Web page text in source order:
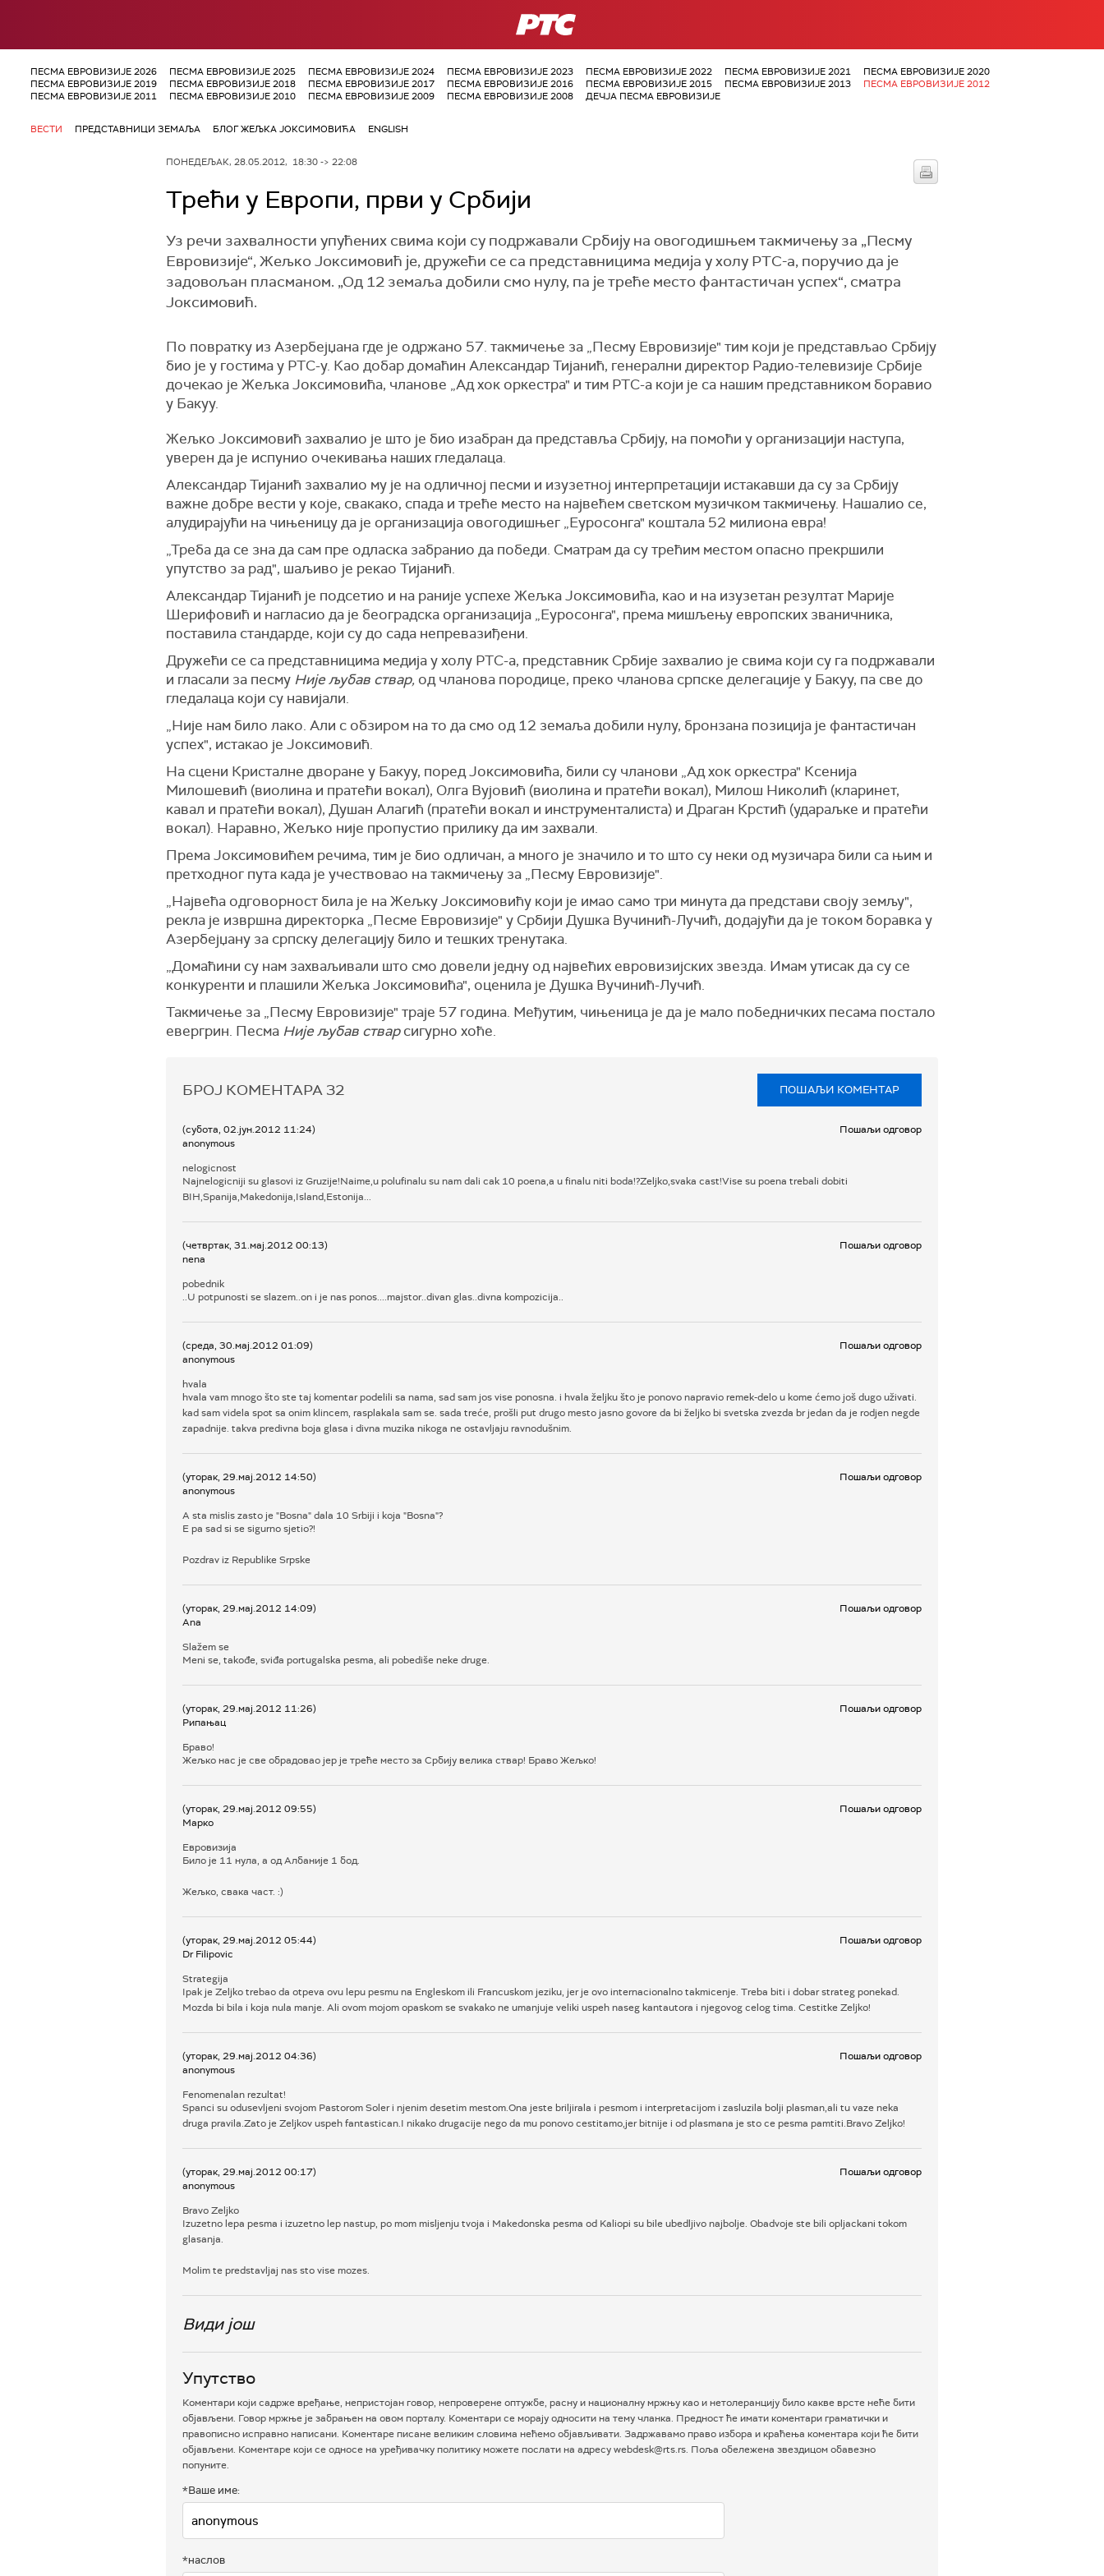
РТС
ПЕСМА ЕВРОВИЗИЈЕ 2026 ПЕСМА ЕВРОВИЗИЈЕ 2025 ПЕСМА ЕВРОВИЗИЈЕ 2024 ПЕСМА ЕВРОВИЗИЈЕ 2023 ПЕСМА ЕВРОВИЗИЈЕ 2022 ПЕСМА ЕВРОВИЗИЈЕ 2021
ПЕСМА ЕВРОВИЗИЈЕ 2020
ПЕСМА ЕВРОВИЗИЈЕ 2019
ПЕСМА ЕВРОВИЗИЈЕ 2018 ПЕСМА ЕВРОВИЗИЈЕ 2017 ПЕСМА ЕВРОВИЗИЈЕ 2016 ПЕСМА ЕВРОВИЗИЈЕ 2015 ПЕСМА ЕВРОВИЗИЈЕ 2013
ПЕСМА ЕВРОВИЗИЈЕ 2012
ПЕСМА ЕВРОВИЗИЈЕ 2011
ПЕСМА ЕВРОВИЗИЈЕ 2010 ПЕСМА ЕВРОВИЗИЈЕ 2009 ПЕСМА ЕВРОВИЗИЈЕ 2008 ДЕЧЈА ПЕСМА ЕВРОВИЗИЈЕ
ВЕСТИ ПРЕДСТАВНИЦИ ЗЕМАЉА БЛОГ ЖЕЉКА ЈОКСИМОВИЋА ENGLISH
ПОНЕДЕЉАК, 28.05.2012, 18:30 -> 22:08
Трећи у Европи, први у Србији
Уз речи захвалности упућених свима који су подржавали Србију на овогодишњем такмичењу за „Песму
Евровизије“, Жељко Јоксимовић је, дружећи се са представницима медија у холу РТС-а, поручио да је
задовољан пласманом. „Од 12 земаља добили смо нулу, па је треће место фантастичан успех“, сматра
Јоксимовић.
По повратку из Азербејџана где је одржано 57. такмичење за „Песму Евровизије" тим који је представљао Србију
био је у гостима у РТС-у. Као добар домаћин Александар Тијанић, генерални директор Радио-телевизије Србије
дочекао је Жељка Јоксимовића, чланове „Ад хок оркестра" и тим РТС-а који је са нашим представником боравио
у Бакуу.
Жељко Јоксимовић захвалио је што је био изабран да представља Србију, на помоћи у организацији наступа,
уверен да је испунио очекивања наших гледалаца.
Александар Тијанић захвалио му је на одличној песми и изузетној интерпретацији истакавши да су за Србију
важне добре вести у које, свакако, спада и треће место на највећем светском музичком такмичењу. Нашалио се,
алудирајући на чињеницу да је организација овогодишњег „Еуросонга" коштала 52 милиона евра!
„Треба да се зна да сам пре одласка забранио да победи. Сматрам да су трећим местом опасно прекршили
упутство за рад", шаљиво је рекао Тијанић.
Александар Тијанић је подсетио и на раније успехе Жељка Јоксимовића, као и на изузетан резултат Марије
Шерифовић и нагласио да је београдска организација „Еуросонга", према мишљењу европских званичника,
поставила стандарде, који су до сада непревазиђени.
Дружећи се са представницима медија у холу РТС-а, представник Србије захвалио је свима који су га подржавали
и гласали за песму Није љубав ствар, од чланова породице, преко чланова српске делегације у Бакуу, па све до
гледалаца који су навијали.
„Није нам било лако. Али с обзиром на то да смо од 12 земаља добили нулу, бронзана позиција је фантастичан
успех", истакао је Јоксимовић.
На сцени Кристалне дворане у Бакуу, поред Јоксимовића, били су чланови „Ад хок оркестра" Ксенија
Милошевић (виолина и пратећи вокал), Олга Вујовић (виолина и пратећи вокал), Милош Николић (кларинет,
кавал и пратећи вокал), Душан Алагић (пратећи вокал и инструменталиста) и Драган Крстић (удараљке и пратећи
вокал). Наравно, Жељко није пропустио прилику да им захвали.
Према Јоксимовићем речима, тим је био одличан, а много је значило и то што су неки од музичара били са њим и
претходног пута када је учествовао на такмичењу за „Песму Евровизије".
„Највећа одговорност била је на Жељку Јоксимовићу који је имао само три минута да представи своју земљу",
рекла је извршна директорка „Песме Евровизије" у Србији Душка Вучинић-Лучић, додајући да је током боравка у
Азербејџану за српску делегацију било и тешких тренутака.
„Домаћини су нам захваљивали што смо довели једну од највећих евровизијских звезда. Имам утисак да су се
конкуренти и плашили Жељка Јоксимовића", оценила је Душка Вучинић-Лучић.
Такмичење за „Песму Евровизије" траје 57 година. Међутим, чињеница је да је мало победничких песама постало
евергрин. Песма Није љубав стварсигурно хоће.
БРОЈ КОМЕНТАРА 32 ПОШАЉИ КОМЕНТАР
(субота, 02.јун.2012 11:24)
anonymous
Пошаљи одговор
nelogicnost
Najnelogicniji su glasovi iz Gruzije!Naime,u polufinalu su nam dali cak 10 poena,a u finalu niti boda!?Zeljko,svaka cast!Vise su poena trebali dobiti
BIH,Spanija,Makedonija,Island,Estonija...
(четвртак, 31.мај.2012 00:13)
nena
Пошаљи одговор
pobednik
..U potpunosti se slazem..on i je nas ponos....majstor..divan glas..divna kompozicija..
(среда, 30.мај.2012 01:09)
anonymous
Пошаљи одговор
hvala
hvala vam mnogo što ste taj komentar podelili sa nama, sad sam jos vise ponosna. i hvala željku što je ponovo napravio remek-delo u kome ćemo još dugo uživati.
kad sam videla spot sa onim klincem, rasplakala sam se. sada treće, prošli put drugo mesto jasno govore da bi željko bi svetska zvezda br jedan da je rodjen negde
zapadnije. takva predivna boja glasa i divna muzika nikoga ne ostavljaju ravnodušnim.
(уторак, 29.мај.2012 14:50)
anonymous
Пошаљи одговор
A sta mislis zasto je "Bosna" dala 10 Srbiji i koja "Bosna"?
E pa sad si se sigurno sjetio?!
Pozdrav iz Republike Srpske
(уторак, 29.мај.2012 14:09)
Ana
Пошаљи одговор
Slažem se
Meni se, takođe, sviđa portugalska pesma, ali pobediše neke druge.
(уторак, 29.мај.2012 11:26)
Рипањац
Пошаљи одговор
Браво!
Жељко нас је све обрадовао јер је треће место за Србију велика ствар! Браво Жељко!
(уторак, 29.мај.2012 09:55)
Марко
Пошаљи одговор
Евровизија
Било је 11 нула, а од Албаније 1 бод.
Жељко, свака част. :)
(уторак, 29.мај.2012 05:44)
Dr Filipovic
Пошаљи одговор
Strategija
Ipak je Zeljko trebao da otpeva ovu lepu pesmu na Engleskom ili Francuskom jeziku, jer je ovo internacionalno takmicenje. Treba biti i dobar strateg ponekad.
Mozda bi bila i koja nula manje. Ali ovom mojom opaskom se svakako ne umanjuje veliki uspeh naseg kantautora i njegovog celog tima. Cestitke Zeljko!
(уторак, 29.мај.2012 04:36)
anonymous
Пошаљи одговор
Fenomenalan rezultat!
Spanci su odusevljeni svojom Pastorom Soler i njenim desetim mestom.Ona jeste briljirala i pesmom i interpretacijom i zasluzila bolji plasman,ali tu vaze neka
druga pravila.Zato je Zeljkov uspeh fantastican.I nikako drugacije nego da mu ponovo cestitamo,jer bitnije i od plasmana je sto ce pesma pamtiti.Bravo Zeljko!
(уторак, 29.мај.2012 00:17)
anonymous
Пошаљи одговор
Bravo Zeljko
Izuzetno lepa pesma i izuzetno lep nastup, po mom misljenju tvoja i Makedonska pesma od Kaliopi su bile ubedljivo najbolje. Obadvoje ste bili opljackani tokom
glasanja.
Molim te predstavljaj nas sto vise mozes.
Види још
Упутство
Коментари који садрже вређање, непристојан говор, непроверене оптужбе, расну и националну мржњу као и нетолеранцију било какве врсте неће бити
објављени. Говор мржње је забрањен на овом порталу. Коментари се морају односити на тему чланка. Предност ће имати коментари граматички и
правописно исправно написани. Коментаре писане великим словима нећемо објављивати. Задржавамо право избора и краћења коментара који ће бити
објављени. Коментаре који се односе на уређивачку политику можете послати на адресу webdesk@rts.rs. Поља обележена звездицом обавезно
попуните.
*Ваше име:
*наслов